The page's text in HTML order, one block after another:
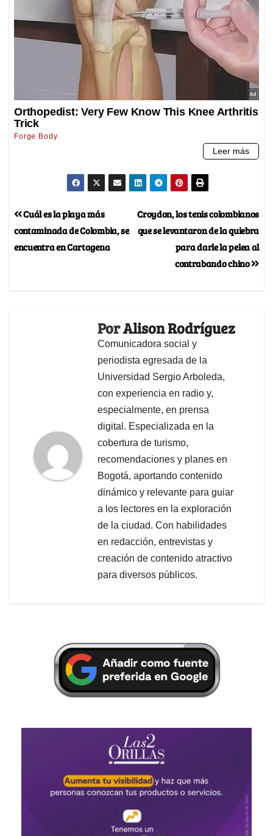
Croydon, los tenis colombianos
que se levantaron de la quiebra
para darle la pelea al
contrabando chino
Cuál es la playa más
contaminada de Colombia, se
encuentra en Cartagena
PorAlison Rodríguez
Comunicadora social y
periodista egresada de la
Universidad Sergio Arboleda,
con experiencia en radio y,
especialmente, en prensa
digital. Especializada en la
cobertura de turismo,
recomendaciones y planes en
Bogotá, aportando contenido
dinámico y relevante para guiar
a los lectores en la exploración
de la ciudad. Con habilidades
en redacción, entrevistas y
creación de contenido atractivo
para diversos públicos.